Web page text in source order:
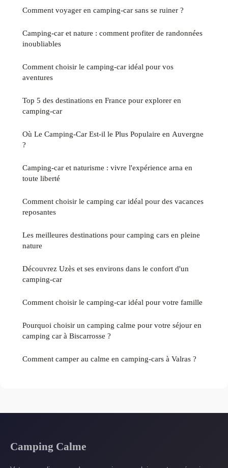
Comment voyager en camping-car sans se ruiner ?
Camping-car et nature : comment profiter de randonnées
inoubliables
Comment choisir le camping-car idéal pour vos
aventures
Top 5 des destinations en France pour explorer en
camping-car
Où Le Camping-Car Est-il le Plus Populaire en Auvergne
?
Camping-car et naturisme : vivre l'expérience arna en
toute liberté
Comment choisir le camping car idéal pour des vacances
reposantes
Les meilleures destinations pour camping cars en pleine
nature
Découvrez Uzès et ses environs dans le confort d'un
camping-car
Comment choisir le camping-car idéal pour votre famille
Pourquoi choisir un camping calme pour votre séjour en
camping car à Biscarrosse ?
Comment camper au calme en camping-cars à Valras ?
Camping Calme